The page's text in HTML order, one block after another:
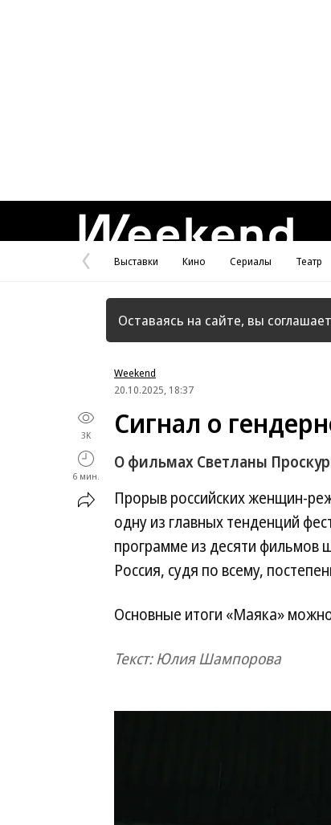
Предыдущая
страница
Выставки Кино Сериалы Театр
Оставаясь на сайте, вы
Weekend
20.10.2025, 18:37
3K
6 мин.
Сигнал о
О фильмах Светланы
Прорыв российских женщин-
одну из главных тенденций
программе из десяти
Россия, судя по всему,
Основные итоги «Маяка»
Текст: Юлия Шампорова